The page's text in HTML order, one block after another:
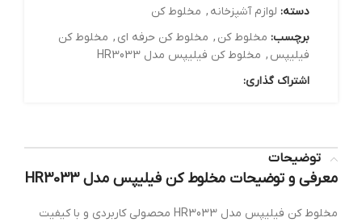
دسته: لوازم آشپزخانه , مخلوط کن
برچسب: مخلوط کن , مخلوط کن حرفه ای , مخلوط کن
فیلیپس , مخلوط کن فیلیپس مدل HR3033
اشتراک گذاری:
توضیحات
معرفی و توضیحات مخلوط کن فیلیپس مدل HR3033
مخلوط کن فیلیپس مدل HR3033 محصولی کاربردی و با کیفیت